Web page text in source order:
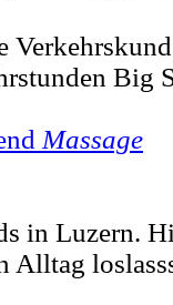
Big
Massage
in Luzern.
Alltag